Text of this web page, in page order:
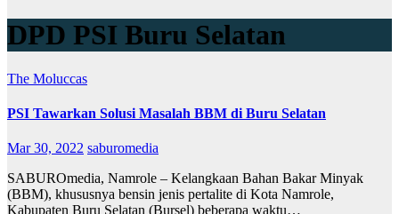
DPD PSI Buru Selatan
The Moluccas
PSI Tawarkan Solusi Masalah BBM di Buru Selatan
Mar 30, 2022 saburomedia
SABUROmedia, Namrole – Kelangkaan Bahan Bakar Minyak
(BBM), khususnya bensin jenis pertalite di Kota Namrole,
Kabupaten Buru Selatan (Bursel) beberapa waktu…